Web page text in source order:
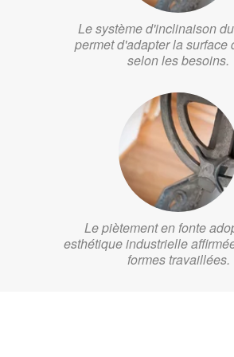
Le système d'inclinaison
permet d'adapter la surface
selon les besoins.
Le piètement en fonte
esthétique industrielle
formes travaillées.